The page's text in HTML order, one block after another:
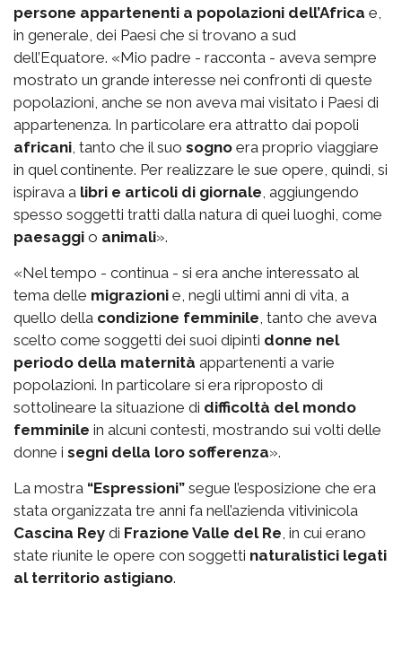
persone appartenenti a popolazioni dell’Africa e,
in generale, dei Paesi che si trovano a sud
dell’Equatore. «Mio padre - racconta - aveva sempre
mostrato un grande interesse nei confronti di queste
popolazioni, anche se non aveva mai visitato i Paesi di
appartenenza. In particolare era attratto dai popoli
africani , tanto che il suo sogno era proprio viaggiare
in quel continente. Per realizzare le sue opere, quindi, si
ispirava a libri e articoli di giornale , aggiungendo
spesso soggetti tratti dalla natura di quei luoghi, come
paesaggi o animali».
«Nel tempo - continua - si era anche interessato al
tema delle migrazioni e, negli ultimi anni di vita, a
quello della condizione femminile , tanto che aveva
scelto come soggetti dei suoi dipinti donne nel
periodo della maternità appartenenti a varie
popolazioni. In particolare si era riproposto di
sottolineare la situazione di difficoltà del mondo
femminile in alcuni contesti, mostrando sui volti delle
donne i segni della loro sofferenza».
La mostra “Espressioni” segue l’esposizione che era
stata organizzata tre anni fa nell’azienda vitivinicola
Cascina Rey di Frazione Valle del Re , in cui erano
state riunite le opere con soggetti naturalistici legati
al territorio astigiano.